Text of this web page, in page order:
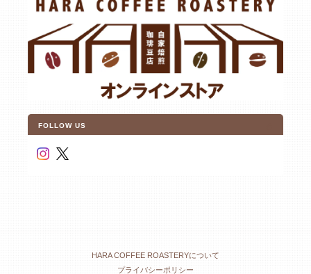
FOLLOW US
HARA COFFEE ROASTERYについて
プライバシーポリシー